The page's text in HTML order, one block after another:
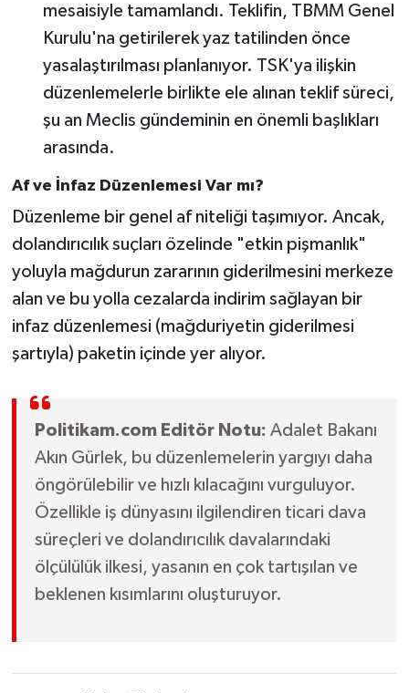
mesaisiyle tamamlandı. Teklifin, TBMM Genel
Kurulu'na getirilerek yaz tatilinden önce
yasalaştırılması planlanıyor. TSK'ya ilişkin
düzenlemelerle birlikte ele alınan teklif süreci,
şu an Meclis gündeminin en önemli başlıkları
arasında.
Af ve İnfaz Düzenlemesi Var mı?
Düzenleme bir genel af niteliği taşımıyor. Ancak,
dolandırıcılık suçları özelinde "etkin pişmanlık"
yoluyla mağdurun zararının giderilmesini merkeze
alan ve bu yolla cezalarda indirim sağlayan bir
infaz düzenlemesi (mağduriyetin giderilmesi
şartıyla) paketin içinde yer alıyor.
Politikam.com Editör Notu: Adalet Bakanı
Akın Gürlek, bu düzenlemelerin yargıyı daha
öngörülebilir ve hızlı kılacağını vurguluyor.
Özellikle iş dünyasını ilgilendiren ticari dava
süreçleri ve dolandırıcılık davalarındaki
ölçülülük ilkesi, yasanın en çok tartışılan ve
beklenen kısımlarını oluşturuyor.
TÜRKİYE
VİZYONDAKİLER
YAŞAM